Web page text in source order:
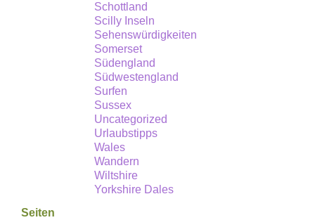
Schottland
Scilly Inseln
Sehenswürdigkeiten
Somerset
Südengland
Südwestengland
Surfen
Sussex
Uncategorized
Urlaubstipps
Wales
Wandern
Wiltshire
Yorkshire Dales
Seiten